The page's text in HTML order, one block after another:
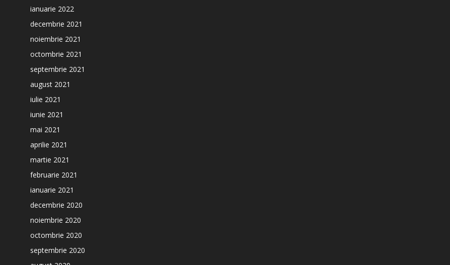
ianuarie 2022
decembrie 2021
noiembrie 2021
octombrie 2021
septembrie 2021
august 2021
iulie 2021
iunie 2021
mai 2021
aprilie 2021
martie 2021
februarie 2021
ianuarie 2021
decembrie 2020
noiembrie 2020
octombrie 2020
septembrie 2020